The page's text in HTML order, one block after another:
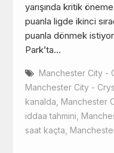
yarışında kritik
puanla ligde ikinci
puanla dönmek
Park’ta…
Manchester City -
Manchester City -
kanalda Manchester
iddaa tahmini
saat kaçta